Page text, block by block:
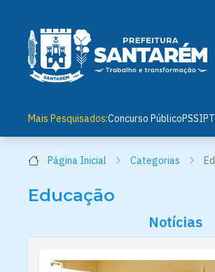
Mais Pesquisados:Concurso PúblicoPSS
Página Inicial Categorias
Educação
Notícias